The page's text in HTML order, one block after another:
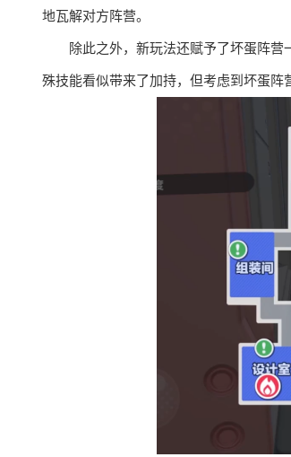
地瓦解对方阵营。
除此之外，新玩法还赋予了坏蛋阵
殊技能看似带来了加持，但考虑到坏蛋阵